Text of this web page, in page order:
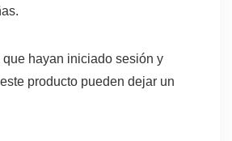
hayan iniciado sesión y
producto pueden dejar un